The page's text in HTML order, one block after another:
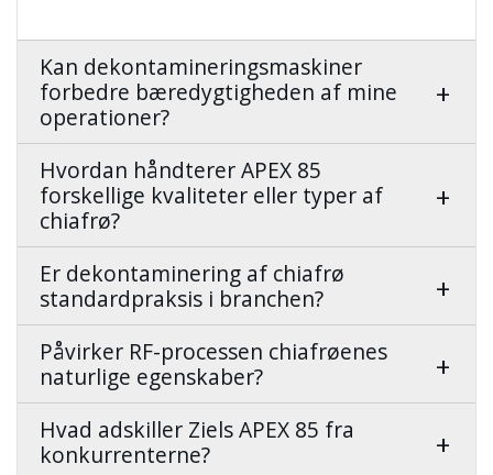
Kan dekontamineringsmaskiner
forbedre bæredygtigheden af mine
operationer?
Hvordan håndterer APEX 85
forskellige kvaliteter eller typer af
chiafrø?
Er dekontaminering af chiafrø
standardpraksis i branchen?
Påvirker RF-processen chiafrøenes
naturlige egenskaber?
Hvad adskiller Ziels APEX 85 fra
konkurrenterne?